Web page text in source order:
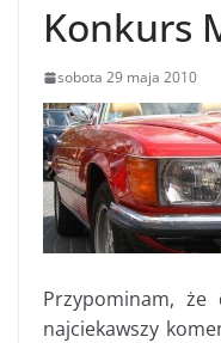
Konkurs
sobota 29 maja 2010
Przypominam,
najciekawszy